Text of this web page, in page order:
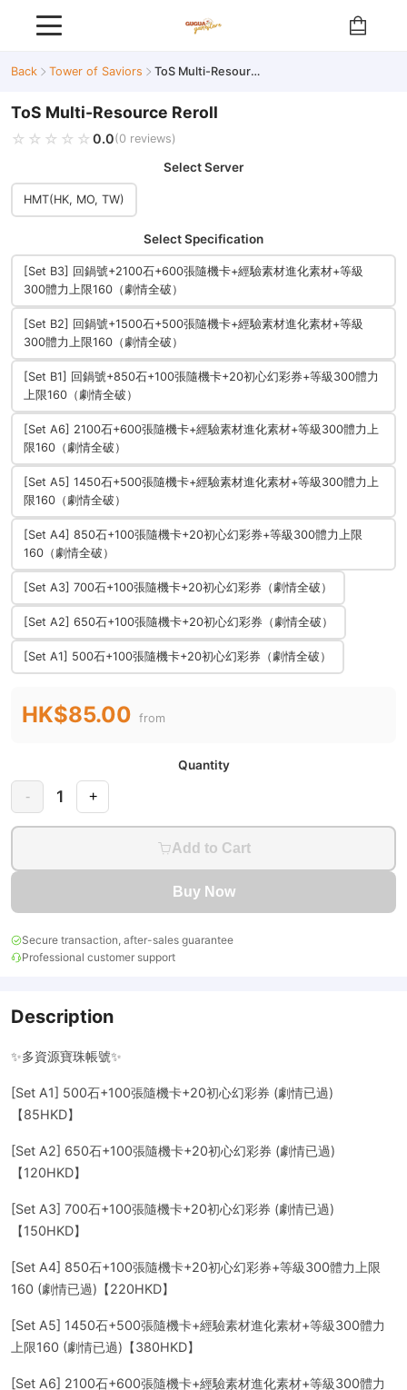
Back Tower of Saviors ToS Multi-Resource Reroll
ToS Multi-Resource Reroll
☆☆☆☆☆
★★★★★ 0.0(0 reviews)
Select Server
HMT(HK, MO, TW)
Select Specification
[Set B3] 回鍋號+2100石+600張隨機卡+經驗素材進化素材+等級
300體力上限160（劇情全破）
[Set B2] 回鍋號+1500石+500張隨機卡+經驗素材進化素材+等級
300體力上限160（劇情全破）
[Set B1] 回鍋號+850石+100張隨機卡+20初心幻彩券+等級300體力
上限160（劇情全破）
[Set A6] 2100石+600張隨機卡+經驗素材進化素材+等級300體力上
限160（劇情全破）
[Set A5] 1450石+500張隨機卡+經驗素材進化素材+等級300體力上
限160（劇情全破）
[Set A4] 850石+100張隨機卡+20初心幻彩券+等級300體力上限
160（劇情全破）
[Set A3] 700石+100張隨機卡+20初心幻彩券（劇情全破）
[Set A2] 650石+100張隨機卡+20初心幻彩券（劇情全破）
[Set A1] 500石+100張隨機卡+20初心幻彩券（劇情全破）
HK$85.00 from
Quantity
- 1 +
Add to Cart
Buy Now
Secure transaction, after-sales guarantee
Professional customer support
Description
✨多資源寶珠帳號✨
[Set A1] 500石+100張隨機卡+20初心幻彩券 (劇情已過)
【85HKD】
[Set A2] 650石+100張隨機卡+20初心幻彩券 (劇情已過)
【120HKD】
[Set A3] 700石+100張隨機卡+20初心幻彩券 (劇情已過)
【150HKD】
[Set A4] 850石+100張隨機卡+20初心幻彩券+等級300體力上限
160 (劇情已過)【220HKD】
[Set A5] 1450石+500張隨機卡+經驗素材進化素材+等級300體力
上限160 (劇情已過)【380HKD】
[Set A6] 2100石+600張隨機卡+經驗素材進化素材+等級300體力